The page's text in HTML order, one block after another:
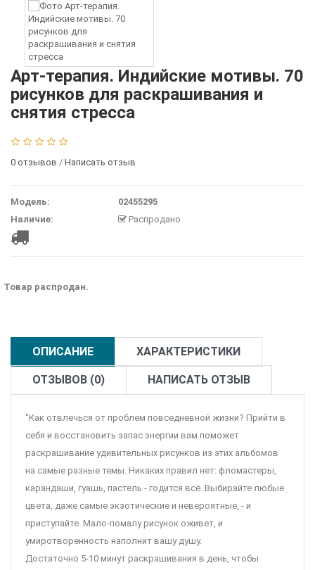
Арт-терапия. Индийские мотивы. 70
рисунков для раскрашивания и
снятия стресса
0 отзывов / Написать отзыв
Модель:
02455295
Наличие:
Распродано
Товар распродан.
ОПИСАНИЕ ХАРАКТЕРИСТИКИ
ОТЗЫВОВ (0) НАПИСАТЬ ОТЗЫВ
"Как отвлечься от проблем повседневной жизни? Прийти в
себя и восстановить запас энергии вам поможет
раскрашивание удивительных рисунков из этих альбомов
на самые разные темы. Никаких правил нет: фломастеры,
карандаши, гуашь, пастель - годится всё. Выбирайте любые
цвета, даже самые экзотические и невероятные, - и
приступайте. Мало-помалу рисунок оживет, и
умиротворенность наполнит вашу душу.
Достаточно 5-10 минут раскрашивания в день, чтобы